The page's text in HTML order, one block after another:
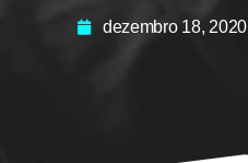
dezembro 18, 2020